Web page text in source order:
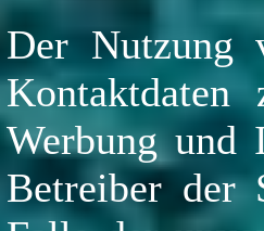
Der Nutzung
Kontaktdaten
Werbung und
Betreiber der